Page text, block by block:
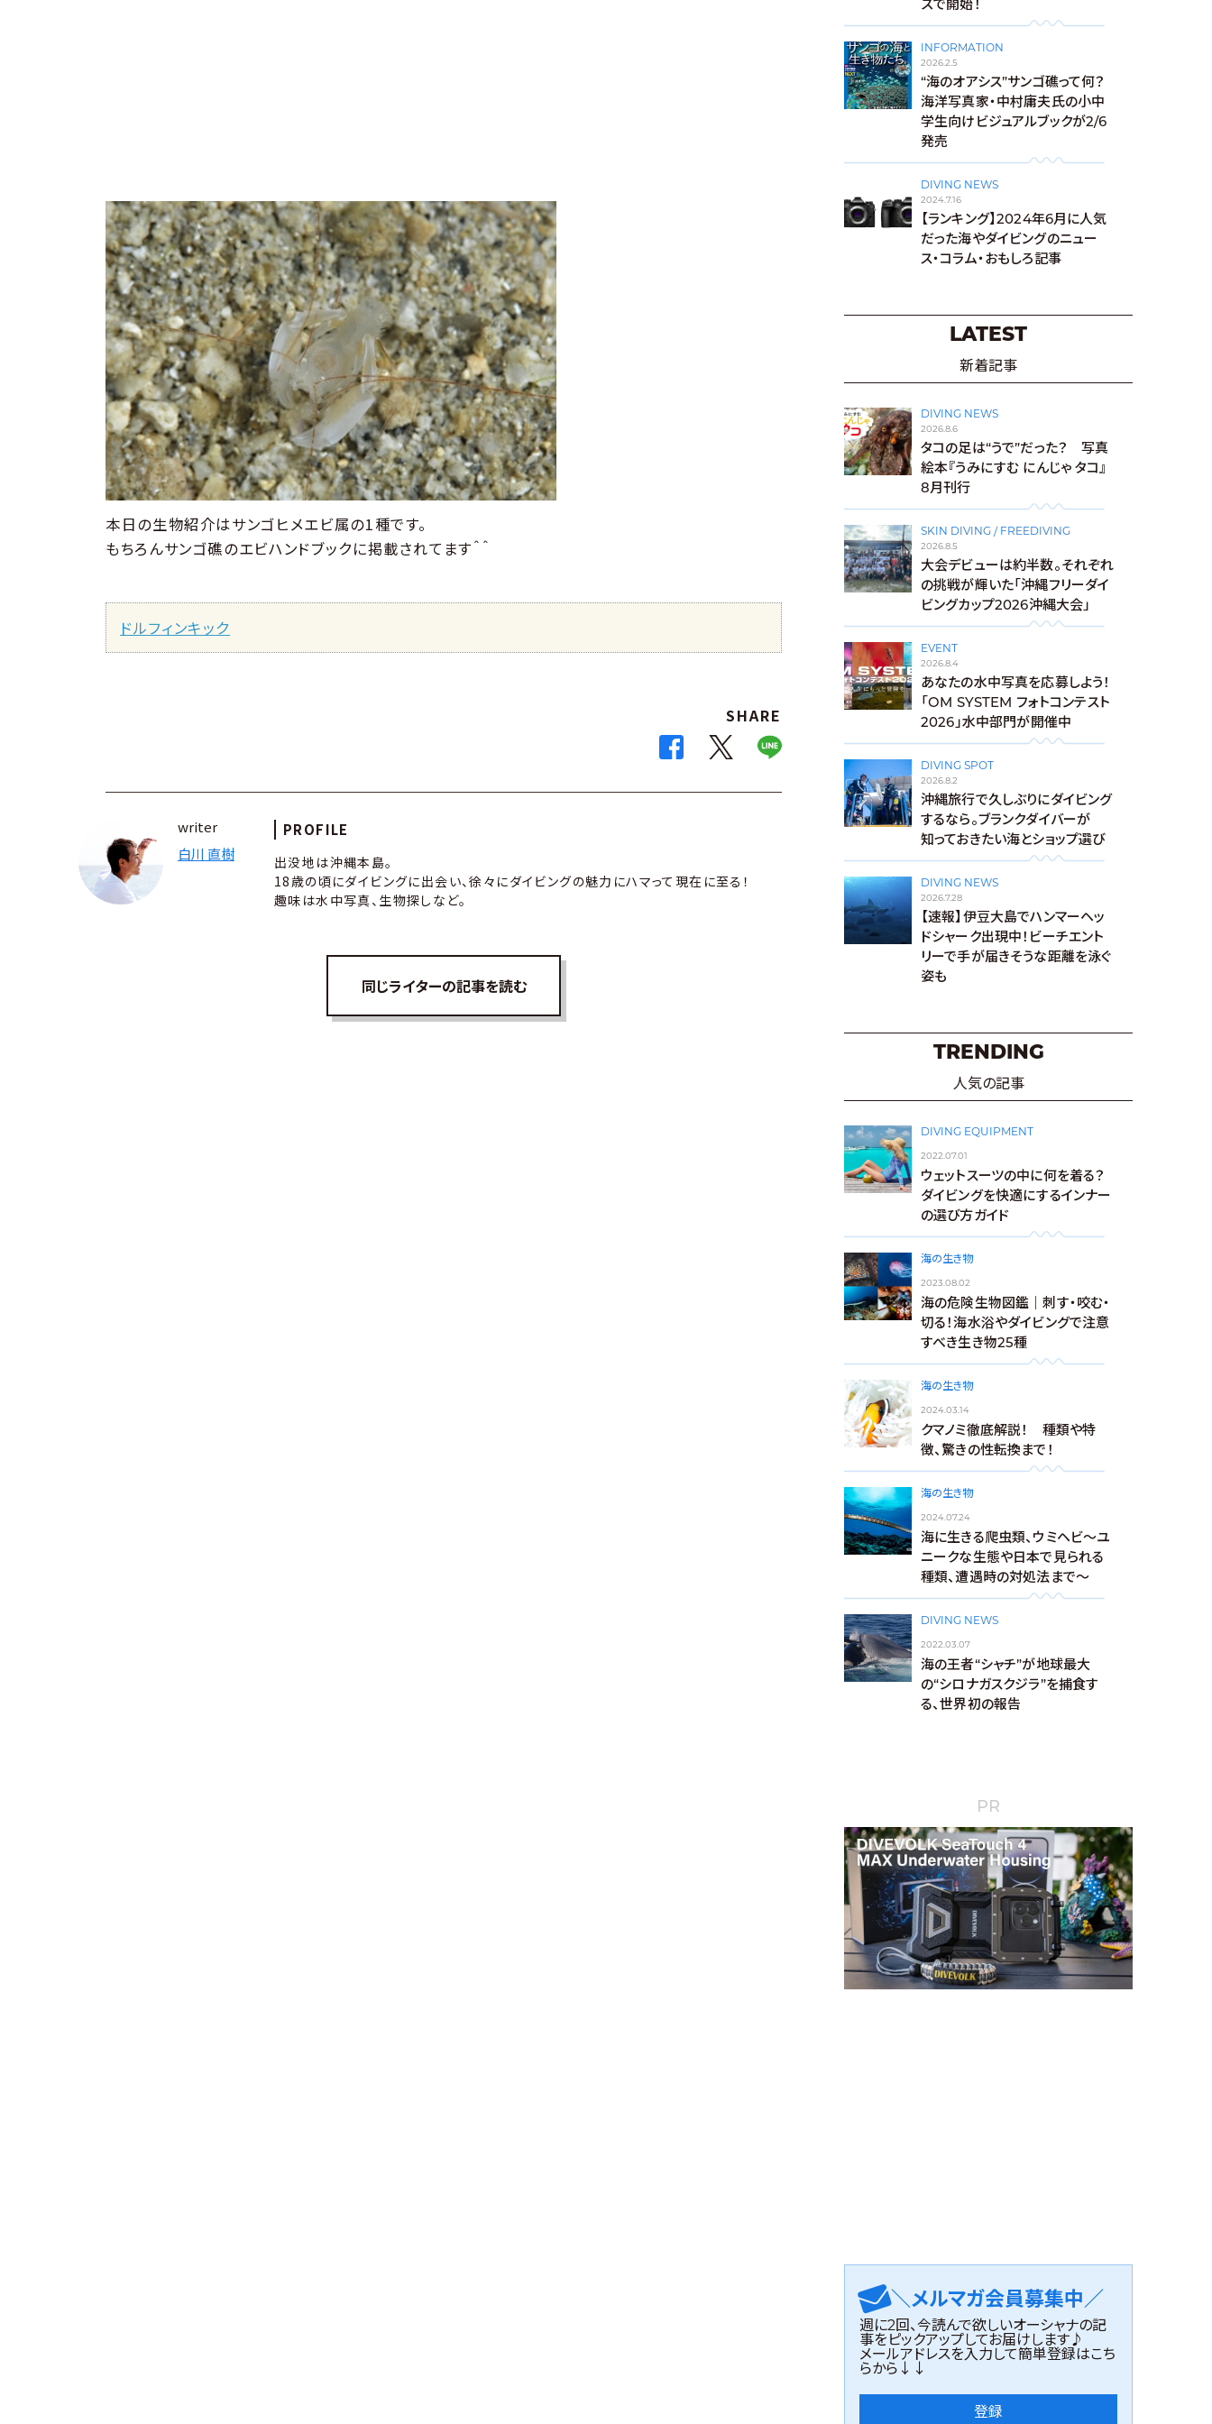
本日の生物紹介はサンゴヒメエビ属の1種です。
もちろんサンゴ礁のエビハンドブックに掲載されてます＾＾
ドルフィンキック
SHARE
writer
白川 直樹
PROFILE
出没地は沖縄本島。
18歳の頃にダイビングに出会い、徐々にダイビングの魅力にハマって現在に至る！
趣味は水中写真、生物探しなど。
同じライターの記事を読む
ズで開始！
INFORMATION
2026.2.5
“海のオアシス”サンゴ礁って何？
海洋写真家・中村庸夫氏の小中
学生向けビジュアルブックが2/6
発売
DIVING NEWS
2024.7.16
【ランキング】2024年6月に人気
だった海やダイビングのニュー
ス・コラム・おもしろ記事
LATEST
新着記事
DIVING NEWS
2026.8.6
タコの足は“うで”だった？ 写真
絵本『うみにすむ にんじゃ タコ』
8月刊行
SKIN DIVING / FREEDIVING
2026.8.5
大会デビューは約半数。それぞれ
の挑戦が輝いた「沖縄フリーダイ
ビングカップ2026沖縄大会」
EVENT
2026.8.4
あなたの水中写真を応募しよう！
「OM SYSTEM フォトコンテスト
2026」水中部門が開催中
DIVING SPOT
2026.8.2
沖縄旅行で久しぶりにダイビング
するなら。ブランクダイバーが
知っておきたい海とショップ選び
DIVING NEWS
2026.7.28
【速報】伊豆大島でハンマーヘッ
ドシャーク出現中！ビーチエント
リーで手が届きそうな距離を泳ぐ
姿も
TRENDING
人気の記事
DIVING EQUIPMENT
2022.07.01
ウェットスーツの中に何を着る？
ダイビングを快適にするインナー
の選び方ガイド
海の生き物
2023.08.02
海の危険生物図鑑｜刺す・咬む・
切る！海水浴やダイビングで注意
すべき生き物25種
海の生き物
2024.03.14
クマノミ徹底解説！ 種類や特
徴、驚きの性転換まで！
海の生き物
2024.07.24
海に生きる爬虫類、ウミヘビ～ユ
ニークな生態や日本で見られる
種類、遭遇時の対処法まで～
DIVING NEWS
2022.03.07
海の王者“シャチ”が地球最大
の“シロナガスクジラ”を捕食す
る、世界初の報告
PR
＼メルマガ会員募集中／
週に2回、今読んで欲しいオーシャナの記
事をピックアップしてお届けします♪
メールアドレスを入力して簡単登録はこち
らから↓↓
登録